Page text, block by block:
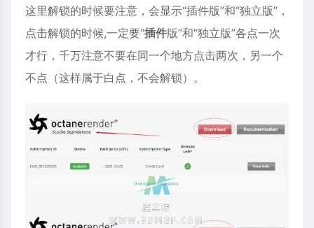
这里解锁的时候要注意，会显示“插件版”和“独立版”，
点击解锁的时候,一定要“插件版”和“独立版”各点一次
才行，千万注意不要在同一个地方点击两次，另一个
不点（这样属于白点，不会解锁）。